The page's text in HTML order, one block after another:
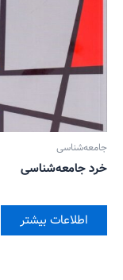
جامعه‌شناسی
خرد جامعه‌شناسی
اطلاعات بیشتر